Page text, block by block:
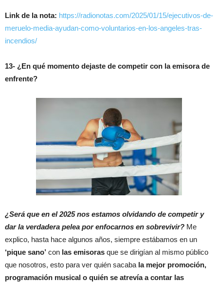
Link de la nota: https://radionotas.com/2025/01/15/ejecutivos-de-
meruelo-media-ayudan-como-voluntarios-en-los-angeles-tras-
incendios/
13- ¿En qué momento dejaste de competir con la emisora de
enfrente?
¿Será que en el 2025 nos estamos olvidando de competir y
dar la verdadera pelea por enfocarnos en sobrevivir? Me
explico, hasta hace algunos años, siempre estábamos en un
‘pique sano’ con las emisoras que se dirigían al mismo público
que nosotros, esto para ver quién sacaba la mejor promoción,
programación musical o quién se atrevía a contar las